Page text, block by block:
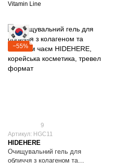
Vitamin Line
−55%
9
Артикул: HGC11
HIDEHERE
Очищувальний гель для
обличчя з колагеном та